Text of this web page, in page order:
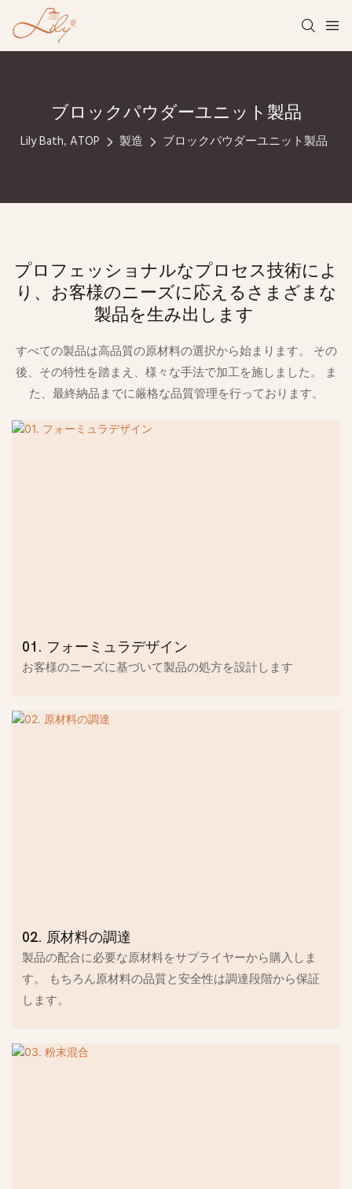
ブロックパウダーユニット製品
Lily Bath, ATOP 製造 ブロックパウダーユニット製品
プロフェッショナルなプロセス技術によ
り、お客様のニーズに応えるさまざまな
製品を生み出します
すべての製品は高品質の原材料の選択から始まります。 その
後、その特性を踏まえ、様々な手法で加工を施しました。 ま
た、最終納品までに厳格な品質管理を行っております。
01. フォーミュラデザイン
お客様のニーズに基づいて製品の処方を設計します
02. 原材料の調達
製品の配合に必要な原材料をサプライヤーから購入しま
す。 もちろん原材料の品質と安全性は調達段階から保証
します。